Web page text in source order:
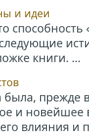
и идеи
книги. ...
была,
и
влияния и